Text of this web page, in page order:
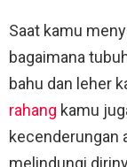
Saat kamu
bagaimana
bahu dan leher
rahang kamu
kecenderungan
melindungi